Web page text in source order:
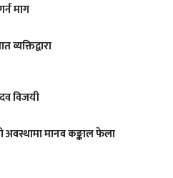
माग
व्यक्तिद्वारा
विजयी
अवस्थामा मानव कङ्काल फेला